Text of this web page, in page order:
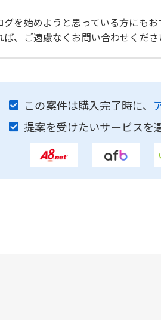
を始めようと思っている方にもお
、ご遠慮なくお問い合わせくださ
この案件は購入完了時に、
提案を受けたいサービスを